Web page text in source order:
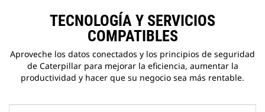
TECNOLOGÍA Y SERVICIOS
COMPATIBLES
Aproveche los datos conectados y los principios de seguridad
de Caterpillar para mejorar la eficiencia, aumentar la
productividad y hacer que su negocio sea más rentable.